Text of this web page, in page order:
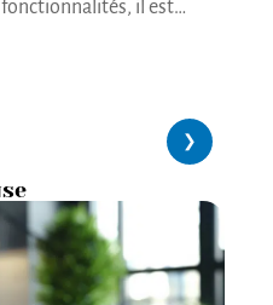
il est…